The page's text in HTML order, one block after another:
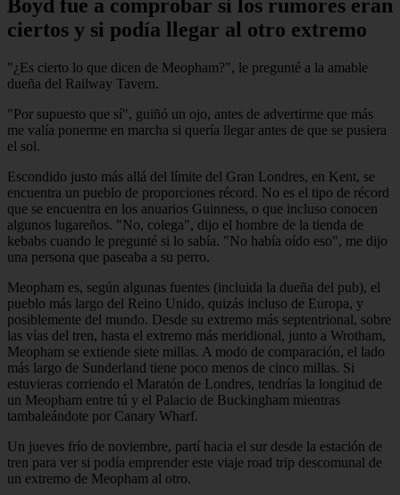
Boyd fue a comprobar si los rumores eran
ciertos y si podía llegar al otro extremo
"¿Es cierto lo que dicen de Meopham?", le pregunté a la amable
dueña del Railway Tavern.
"Por supuesto que sí", guiñó un ojo, antes de advertirme que más
me valía ponerme en marcha si quería llegar antes de que se pusiera
el sol.
Escondido justo más allá del límite del Gran Londres, en Kent, se
encuentra un pueblo de proporciones récord. No es el tipo de récord
que se encuentra en los anuarios Guinness, o que incluso conocen
algunos lugareños. "No, colega", dijo el hombre de la tienda de
kebabs cuando le pregunté si lo sabía. "No había oído eso", me dijo
una persona que paseaba a su perro.
Meopham es, según algunas fuentes (incluida la dueña del pub), el
pueblo más largo del Reino Unido, quizás incluso de Europa, y
posiblemente del mundo. Desde su extremo más septentrional, sobre
las vías del tren, hasta el extremo más meridional, junto a Wrotham,
Meopham se extiende siete millas. A modo de comparación, el lado
más largo de Sunderland tiene poco menos de cinco millas. Si
estuvieras corriendo el Maratón de Londres, tendrías la longitud de
un Meopham entre tú y el Palacio de Buckingham mientras
tambaleándote por Canary Wharf.
Un jueves frío de noviembre, partí hacia el sur desde la estación de
tren para ver si podía emprender este viaje road trip descomunal de
un extremo de Meopham al otro.